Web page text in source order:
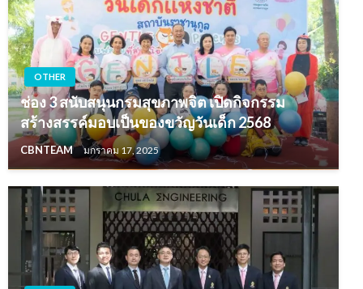
OTHER
ช่อง 3 สนับสนุนกรมสุขภาพจิต เปิดกิจกรรม
สร้างสรรค์มอบเป็นของขวัญวันเด็ก 2568
CBNTEAM มกราคม 17, 2025